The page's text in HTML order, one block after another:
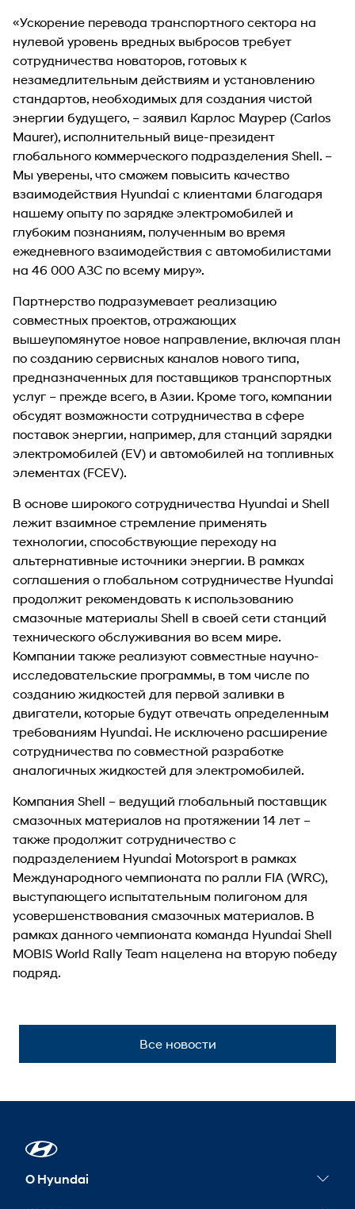
«Ускорение перевода транспортного сектора на
нулевой уровень вредных выбросов требует
сотрудничества новаторов, готовых к
незамедлительным действиям и установлению
стандартов, необходимых для создания чистой
энергии будущего, – заявил Карлос Маурер (Carlos
Maurer), исполнительный вице-президент
глобального коммерческого подразделения Shell. –
Мы уверены, что сможем повысить качество
взаимодействия Hyundai с клиентами благодаря
нашему опыту по зарядке электромобилей и
глубоким познаниям, полученным во время
ежедневного взаимодействия с автомобилистами
на 46 000 АЗС по всему миру».
Партнерство подразумевает реализацию
совместных проектов, отражающих
вышеупомянутое новое направление, включая план
по созданию сервисных каналов нового типа,
предназначенных для поставщиков транспортных
услуг – прежде всего, в Азии. Кроме того, компании
обсудят возможности сотрудничества в сфере
поставок энергии, например, для станций зарядки
электромобилей (EV) и автомобилей на топливных
элементах (FCEV).
В основе широкого сотрудничества Hyundai и Shell
лежит взаимное стремление применять
технологии, способствующие переходу на
альтернативные источники энергии. В рамках
соглашения о глобальном сотрудничестве Hyundai
продолжит рекомендовать к использованию
смазочные материалы Shell в своей сети станций
технического обслуживания во всем мире.
Компании также реализуют совместные научно-
исследовательские программы, в том числе по
созданию жидкостей для первой заливки в
двигатели, которые будут отвечать определенным
требованиям Hyundai. Не исключено расширение
сотрудничества по совместной разработке
аналогичных жидкостей для электромобилей.
Компания Shell – ведущий глобальный поставщик
смазочных материалов на протяжении 14 лет –
также продолжит сотрудничество с
подразделением Hyundai Motorsport в рамках
Международного чемпионата по ралли FIA (WRC),
выступающего испытательным полигоном для
усовершенствования смазочных материалов. В
рамках данного чемпионата команда Hyundai Shell
MOBIS World Rally Team нацелена на вторую победу
подряд.
Все новости
О Hyundai